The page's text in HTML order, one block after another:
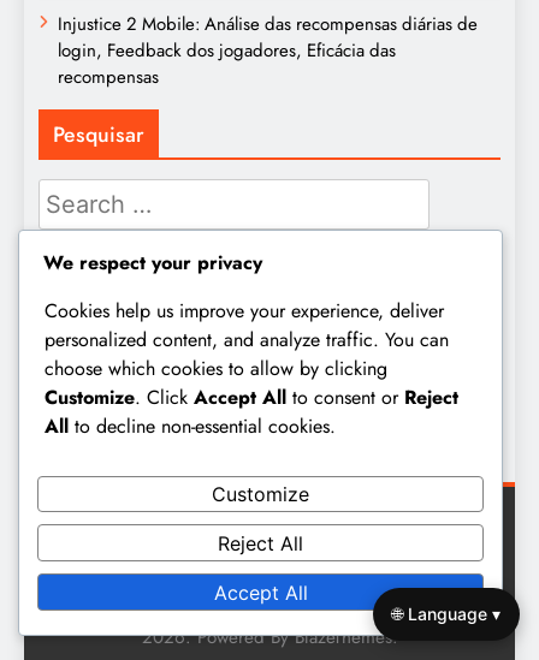
Injustice 2 Mobile: Análise das recompensas diárias de
login, Feedback dos jogadores, Eficácia das
recompensas
Pesquisar
Search
for:
Arquivo
March 2026
Digital Newspaper - Multipurpose News WordPress Theme
2026. Powered ByBlazeThemes.
We respect your privacy
Cookies help us improve your experience, deliver
personalized content, and analyze traffic. You can
choose which cookies to allow by clicking
Customize. Click Accept All to consent or Reject
All to decline non-essential cookies.
Customize
Reject All
Accept All
🌐 Language ▾